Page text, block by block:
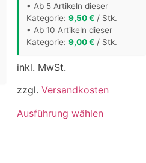
gewählt
werden
• Ab 5 Artikeln dieser
Kategorie: 9,50€/ Stk.
• Ab 10 Artikeln dieser
Kategorie: 9,00€/ Stk.
inkl. MwSt.
zzgl. Versandkosten
Ausführung wählenDieses